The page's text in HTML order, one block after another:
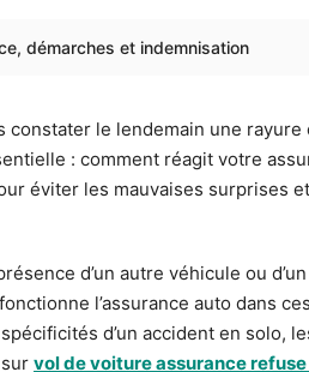
démarches et indemnisation
le lendemain une
: comment réagit votre
éviter les mauvaises surprises
d’un autre véhicule ou
l’assurance auto dans
d’un accident en
vol de voiture assurance